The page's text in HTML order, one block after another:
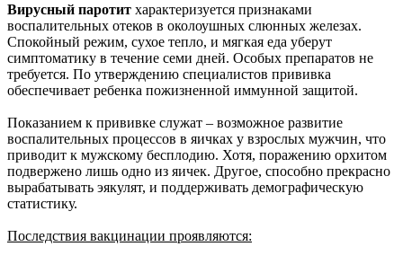
Вирусный паротит характеризуется признаками
воспалительных отеков в околоушных слюнных железах.
Спокойный режим, сухое тепло, и мягкая еда уберут
симптоматику в течение семи дней. Особых препаратов не
требуется. По утверждению специалистов прививка
обеспечивает ребенка пожизненной иммунной защитой.
Показанием к прививке служат – возможное развитие
воспалительных процессов в яичках у взрослых мужчин, что
приводит к мужскому бесплодию. Хотя, поражению орхитом
подвержено лишь одно из яичек. Другое, способно прекрасно
вырабатывать эякулят, и поддерживать демографическую
статистику.
Последствия вакцинации проявляются: